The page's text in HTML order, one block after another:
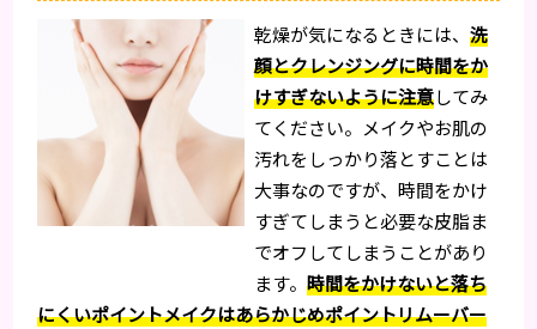
乾燥が気になるときには、 洗
顔とクレンジングに時間をか
けすぎないように注意してみ
てください。メイクやお肌の
汚れをしっかり落とすことは
大事なのですが、時間をかけ
すぎてしまうと必要な皮脂ま
でオフしてしまうことがあり
ます。 時間をかけないと落ち
にくいポイントメイクはあらかじめポイントリムーバー